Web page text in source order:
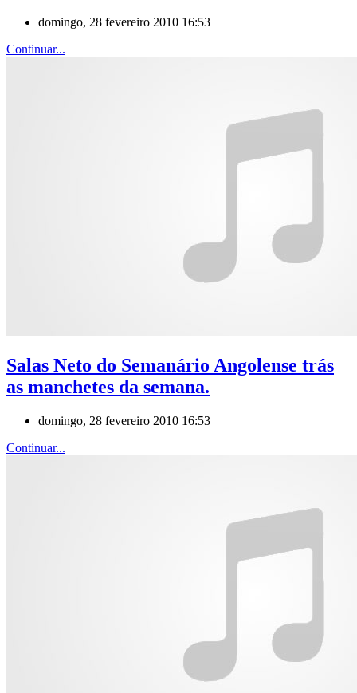
domingo, 28 fevereiro 2010 16:53
Continuar...
Salas Neto do Semanário Angolense trás
as manchetes da semana.
domingo, 28 fevereiro 2010 16:53
Continuar...